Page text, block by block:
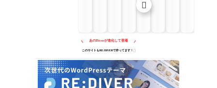
あのDiverが進化して登場
このサイトもRE:DIVERで作ってます！ 
